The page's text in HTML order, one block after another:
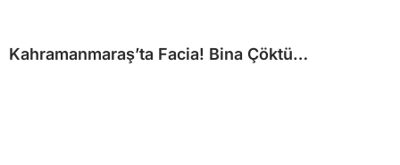
Kahramanmaraş’ta Facia! Bina Çöktü…